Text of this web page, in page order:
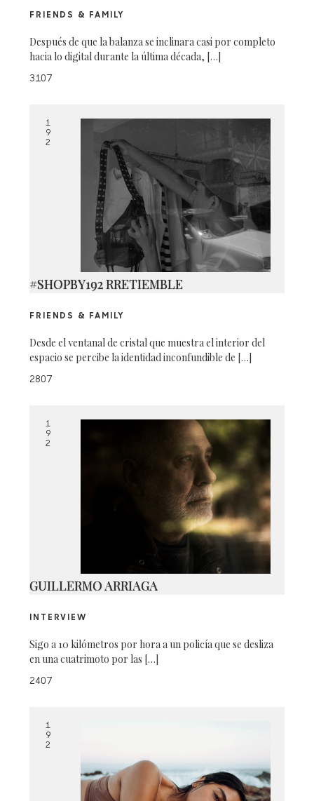
TAKE-ON-ME-11
FRIENDS & FAMILY
Después de que la balanza se inclinara casi por completo
hacia lo digital durante la última década, […]
3107
1
9
2
#SHOPBY192 RRETIEMBLE
FRIENDS & FAMILY
Desde el ventanal de cristal que muestra el interior del
espacio se percibe la identidad inconfundible de […]
2807
1
9
2
GUILLERMO ARRIAGA
INTERVIEW
Sigo a 10 kilómetros por hora a un policía que se desliza
en una cuatrimoto por las […]
2407
1
9
2